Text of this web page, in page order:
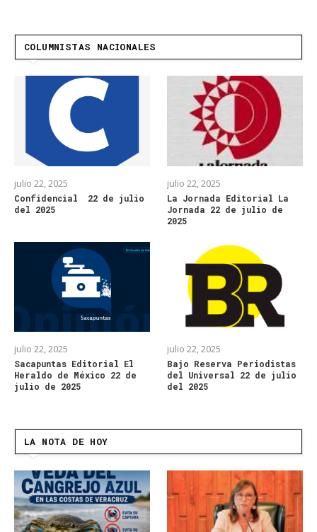
COLUMNISTAS NACIONALES
julio 22, 2025
Confidencial 22 de julio
del 2025
julio 22, 2025
La Jornada Editorial La
Jornada 22 de julio de
2025
julio 22, 2025
Sacapuntas Editorial El
Heraldo de México 22 de
julio de 2025
julio 22, 2025
Bajo Reserva Periodistas
del Universal 22 de julio
del 2025
LA NOTA DE HOY